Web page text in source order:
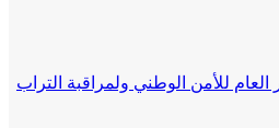
العام للأمن الوطني ولمراقبة التراب